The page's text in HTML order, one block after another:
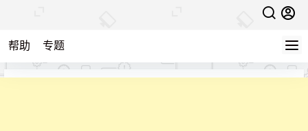
帮助 专题